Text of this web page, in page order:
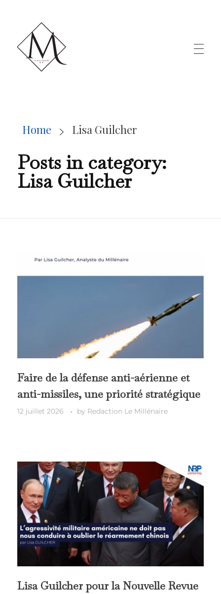
Home Lisa Guilcher
Posts in category:
Lisa Guilcher
Faire de la défense anti-aérienne et
anti-missiles, une priorité stratégique
12 juillet 2026 by Redaction Le Millénaire
Lisa Guilcher pour la Nouvelle Revue